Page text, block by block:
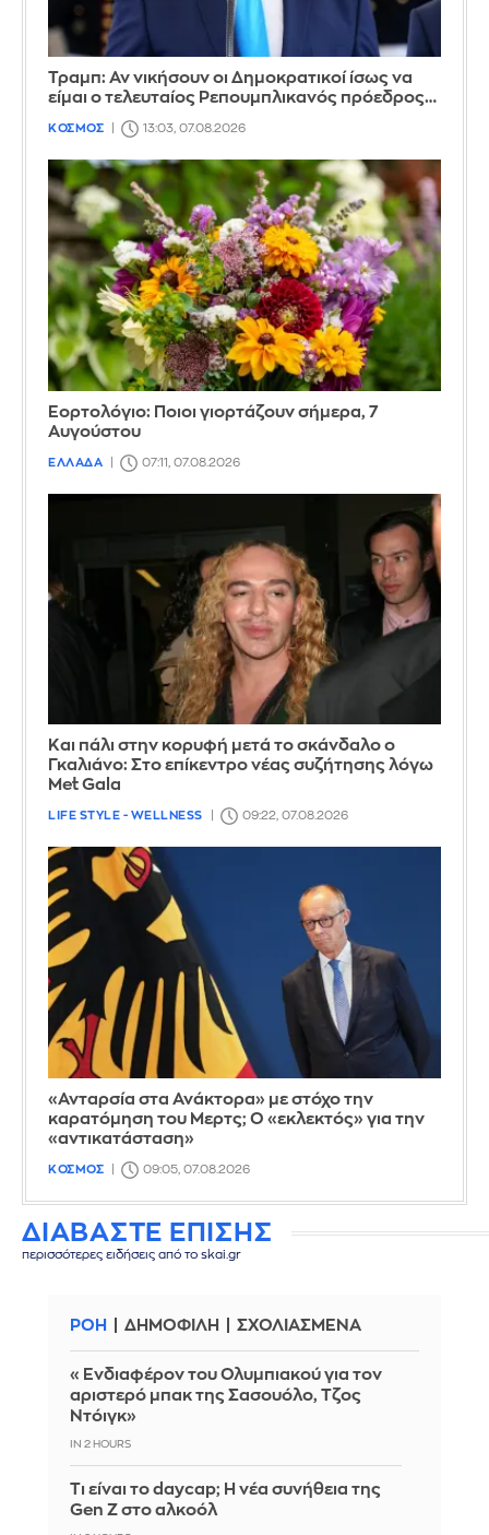
Τραμπ: Αν νικήσουν οι Δημοκρατικοί ίσως να
είμαι ο τελευταίος Ρεπουμπλικανός πρόεδρος…
ΚΟΣΜΟΣ 13:03, 07.08.2026
Εορτολόγιο: Ποιοι γιορτάζουν σήμερα, 7
Αυγούστου
ΕΛΛΑΔΑ 07:11, 07.08.2026
Και πάλι στην κορυφή μετά το σκάνδαλο ο
Γκαλιάνο: Στο επίκεντρο νέας συζήτησης λόγω
Met Gala
LIFE STYLE - WELLNESS 09:22, 07.08.2026
«Ανταρσία στα Ανάκτορα» με στόχο την
καρατόμηση του Μερτς; Ο «εκλεκτός» για την
«αντικατάσταση»
ΚΟΣΜΟΣ 09:05, 07.08.2026
ΔΙΑΒΑΣΤΕ ΕΠΙΣΗΣ
περισσότερες ειδήσεις από το skai.gr
ΡΟΗ ΔΗΜΟΦΙΛΗ ΣΧΟΛΙΑΣΜΕΝΑ
«Ενδιαφέρον του Ολυμπιακού για τον
αριστερό μπακ της Σασουόλο, Τζος
Ντόιγκ»
IN 2 HOURS
Τι είναι το daycap; Η νέα συνήθεια της
Gen Z στο αλκοόλ